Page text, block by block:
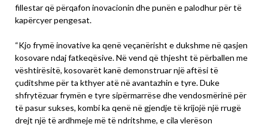
fillestar që përqafon inovacionin dhe punën e palodhur për të
kapërcyer pengesat.
“Kjo frymë inovative ka qenë veçanërisht e dukshme në qasjen
kosovare ndaj fatkeqësive. Në vend që thjesht të përballen me
vështirësitë, kosovarët kanë demonstruar një aftësi të
çuditshme për ta kthyer atë në avantazhin e tyre. Duke
shfrytëzuar frymën e tyre sipërmarrëse dhe vendosmërinë për
të pasur sukses, kombi ka qenë në gjendje të krijojë një rrugë
drejt një të ardhmeje më të ndritshme, e cila vlerëson